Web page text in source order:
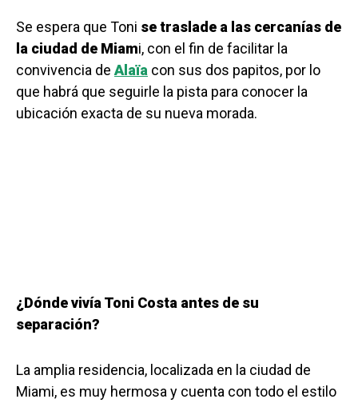
Se espera que Toni se traslade a las cercanías de
la ciudad de Miami, con el fin de facilitar la
convivencia de Alaïa con sus dos papitos, por lo
que habrá que seguirle la pista para conocer la
ubicación exacta de su nueva morada.
¿Dónde vivía Toni Costa antes de su
separación?
La amplia residencia, localizada en la ciudad de
Miami, es muy hermosa y cuenta con todo el estilo